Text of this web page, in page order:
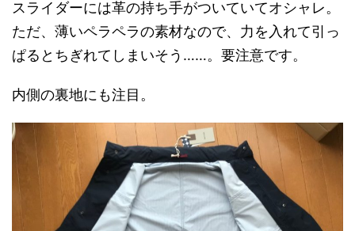
スライダーには革の持ち手がついていてオシャレ。
ただ、薄いペラペラの素材なので、力を入れて引っ
ぱるとちぎれてしまいそう……。要注意です。
内側の裏地にも注目。